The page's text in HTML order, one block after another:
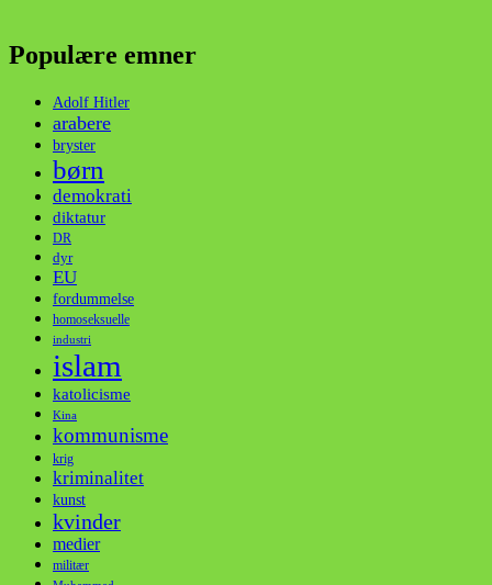
Populære emner
Adolf Hitler
arabere
bryster
børn
demokrati
diktatur
DR
dyr
EU
fordummelse
homoseksuelle
industri
islam
katolicisme
Kina
kommunisme
krig
kriminalitet
kunst
kvinder
medier
militær